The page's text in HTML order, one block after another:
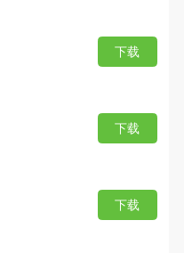
下载
下载
下载